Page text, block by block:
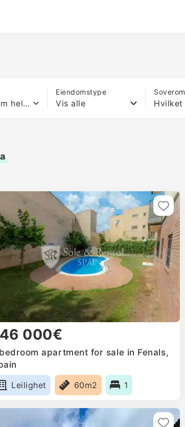
Hvilken som helst pris
Eiendomstype
Vis alle
Soverom
000€
apartment for sale in Fenals,
Leilighet
60m2 1